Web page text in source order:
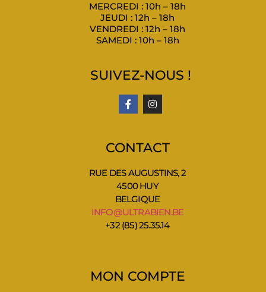
MERCREDI : 10h – 18h
JEUDI : 12h – 18h
VENDREDI : 12h – 18h
SAMEDI : 10h – 18h
SUIVEZ-NOUS !
CONTACT
RUE DES AUGUSTINS, 2
4500 HUY
BELGIQUE
INFO@ULTRABIEN.BE
+32 (85) 25.35.14
MON COMPTE